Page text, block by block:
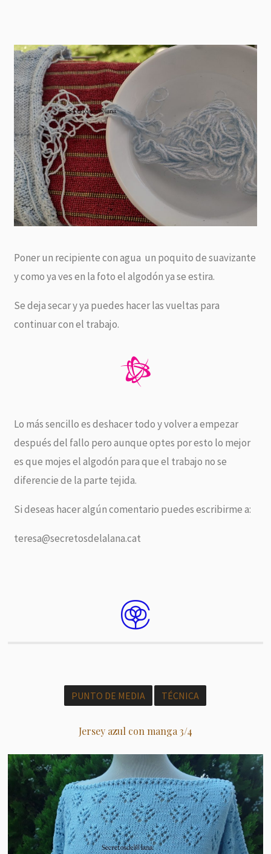
Poner un recipiente con agua un poquito de suavizante
y como ya ves en la foto el algodón ya se estira.
Se deja secar y ya puedes hacer las vueltas para
continuar con el trabajo.
Lo más sencillo es deshacer todo y volver a empezar
después del fallo pero aunque optes por esto lo mejor
es que mojes el algodón para que el trabajo no se
diferencie de la parte tejida.
Si deseas hacer algún comentario puedes escribirme a:
teresa@secretosdelalana.cat
PUNTO DE MEDIA TÉCNICA
Jersey azul con manga 3/4